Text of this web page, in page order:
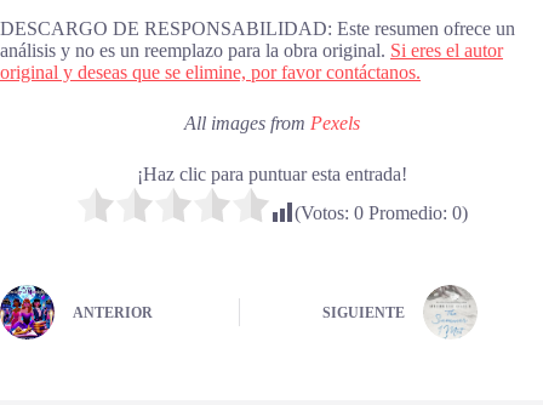
DESCARGO DE RESPONSABILIDAD: Este resumen ofrece un
análisis y no es un reemplazo para la obra original. Si eres el autor
original y deseas que se elimine, por favor contáctanos.
All images from Pexels
¡Haz clic para puntuar esta entrada!
(Votos: 0Promedio: 0)
ANTERIOR SIGUIENTE